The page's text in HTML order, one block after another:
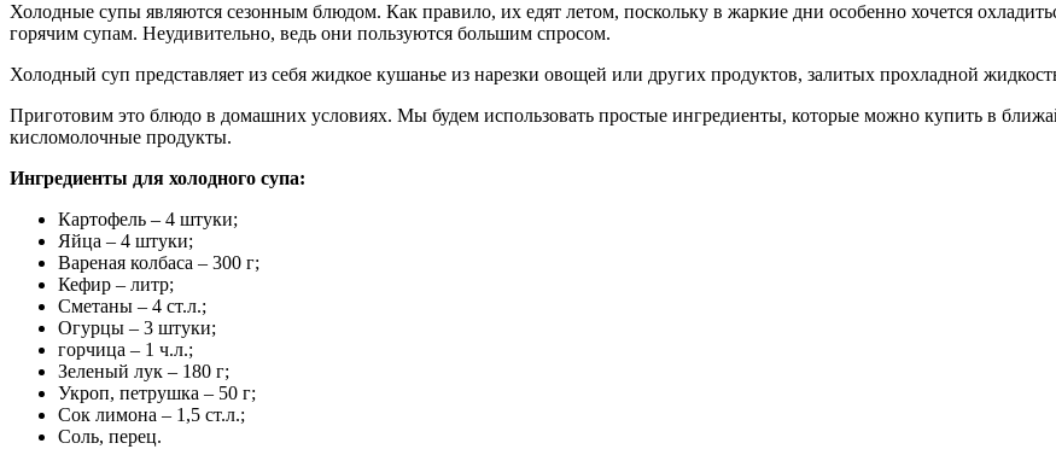
Холодные супы являются сезонным блюдом. Как правило, их едят летом, поскольку в жаркие дни особенно хочется
горячим супам. Неудивительно, ведь они пользуются большим спросом.
Холодный суп представляет из себя жидкое кушанье из нарезки овощей или других продуктов, залитых прохладной
Приготовим это блюдо в домашних условиях. Мы будем использовать простые ингредиенты, которые можно купить в
кисломолочные продукты.
Ингредиенты для холодного супа:
Картофель – 4 штуки;
Яйца – 4 штуки;
Вареная колбаса – 300 г;
Кефир – литр;
Сметаны – 4 ст.л.;
Огурцы – 3 штуки;
горчица – 1 ч.л.;
Зеленый лук – 180 г;
Укроп, петрушка – 50 г;
Сок лимона – 1,5 ст.л.;
Соль, перец.